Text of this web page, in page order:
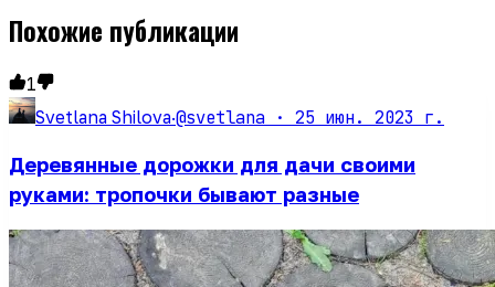
Похожие публикации
1
Svetlana Shilova·@svetlana · 25 июн. 2023 г.
Деревянные дорожки для дачи своими
руками: тропочки бывают разные